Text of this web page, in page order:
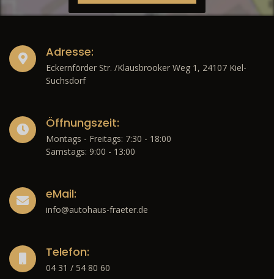
Adresse:
Eckernförder Str. /Klausbrooker Weg 1, 24107 Kiel-
Suchsdorf
Öffnungszeit:
Montags - Freitags: 7:30 - 18:00
Samstags: 9:00 - 13:00
eMail:
info@autohaus-fraeter.de
Telefon:
04 31 / 54 80 60